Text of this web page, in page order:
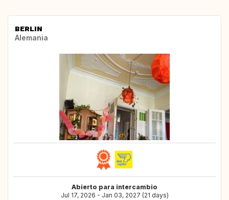
BERLIN
Alemania
Abierto para intercambio
Jul 17, 2026 - Jan 03, 2027 (21 days)